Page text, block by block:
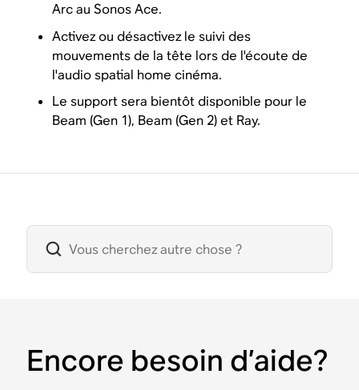
Arc au Sonos Ace.
Activez ou désactivez le suivi des
mouvements de la tête lors de l'écoute de
l'audio spatial home cinéma.
Le support sera bientôt disponible pour le
Beam (Gen 1), Beam (Gen 2) et Ray.
Encore besoin d’aide?